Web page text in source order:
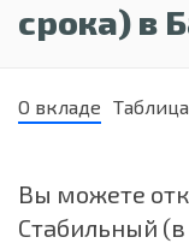
срока) в
О вкладе
Вы можете
Стабильный